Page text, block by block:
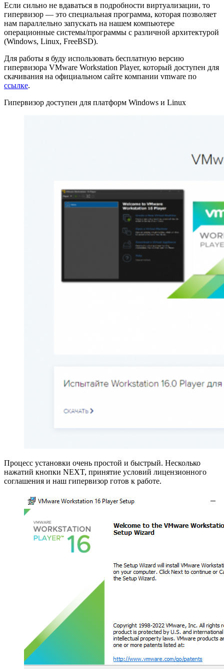
Если сильно не вдаваться в подробности виртуализации, то
гипервизор — это специальная программа, которая позволяет
нам параллельно запускать на нашем компьютере
операционные системы/программы с различной архитектурой
(Windows, Linux, FreeBSD).
Для работы я буду использовать бесплатную версию
гипервизора VMware Workstation Player, который доступен для
скачивания на официальном сайте компании vmware по
ссылке.
Гипервизор доступен для платформ Windows и Linux
Процесс установки очень простой и быстрый. Несколько
нажатий кнопки NEXT, принятие условий лицензионного
соглашения и наш гипервизор готов к работе.